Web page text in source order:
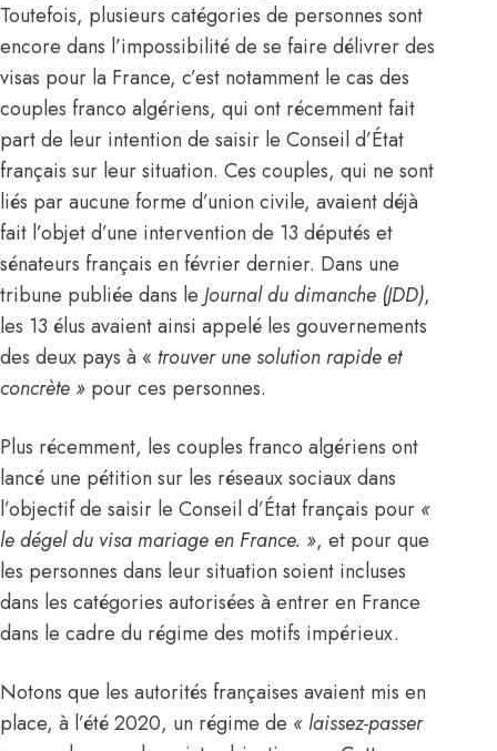
Toutefois, plusieurs catégories de personnes sont
encore dans l’impossibilité de se faire délivrer des
visas pour la France, c’est notamment le cas des
couples franco algériens, qui ont récemment fait
part de leur intention de saisir le Conseil d’État
français sur leur situation. Ces couples, qui ne sont
liés par aucune forme d’union civile, avaient déjà
fait l’objet d’une intervention de 13 députés et
sénateurs français en février dernier. Dans une
tribune publiée dans le Journal du dimanche (JDD),
les 13 élus avaient ainsi appelé les gouvernements
des deux pays à « trouver une solution rapide et
concrète » pour ces personnes.
Plus récemment, les couples franco algériens ont
lancé une pétition sur les réseaux sociaux dans
l’objectif de saisir le Conseil d’État français pour «
le dégel du visa mariage en France. », et pour que
les personnes dans leur situation soient incluses
dans les catégories autorisées à entrer en France
dans le cadre du régime des motifs impérieux.
Notons que les autorités françaises avaient mis en
place, à l’été 2020, un régime de « laissez-passer